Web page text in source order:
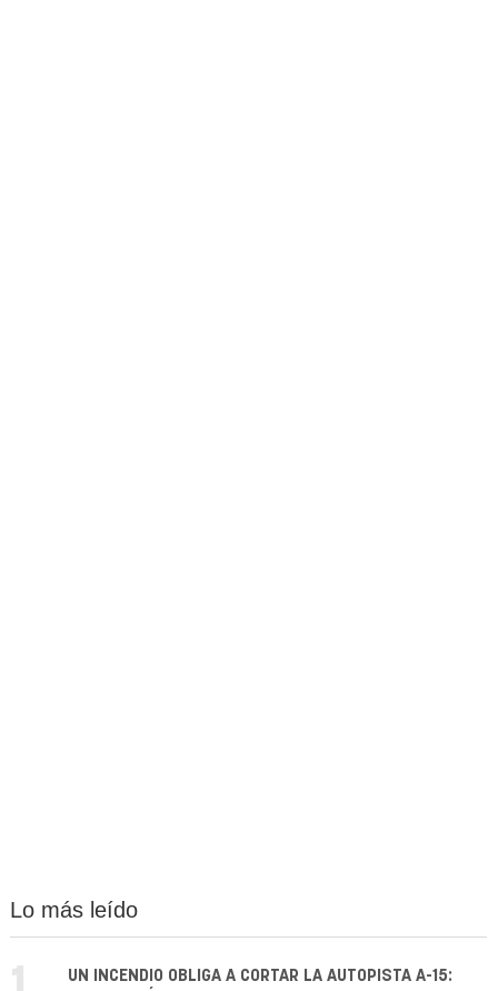
Lo más leído
UN INCENDIO OBLIGA A CORTAR LA AUTOPISTA A-15: